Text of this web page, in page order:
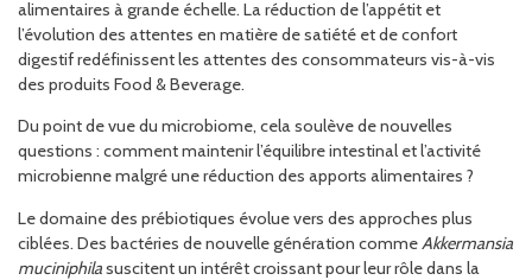
alimentaires à grande échelle. La réduction de l’appétit et
l’évolution des attentes en matière de satiété et de confort
digestif redéfinissent les attentes des consommateurs vis-à-vis
des produits Food & Beverage.
Du point de vue du microbiome, cela soulève de nouvelles
questions : comment maintenir l’équilibre intestinal et l’activité
microbienne malgré une réduction des apports alimentaires ?
Le domaine des prébiotiques évolue vers des approches plus
ciblées. Des bactéries de nouvelle génération comme Akkermansia
muciniphilasuscitent un intérêt croissant pour leur rôle dans la